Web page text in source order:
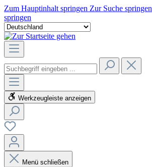
Zum Hauptinhalt springen Zur Suche springen
springen
Werkzeugleiste anzeigen
Menü schließen